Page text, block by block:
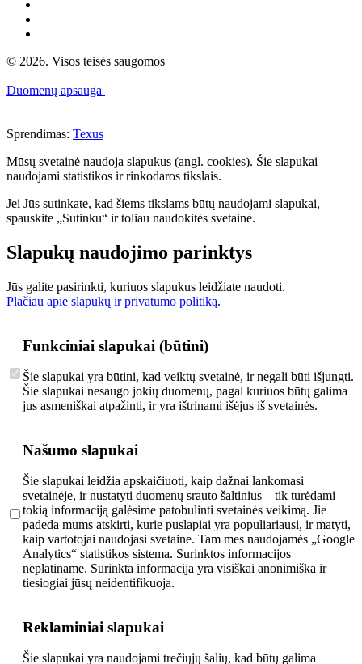
© 2026. Visos teisės saugomos
Duomenų apsauga
Sprendimas: Texus
Mūsų svetainė naudoja slapukus (angl. cookies). Šie slapukai
naudojami statistikos ir rinkodaros tikslais.
Jei Jūs sutinkate, kad šiems tikslams būtų naudojami slapukai,
spauskite „Sutinku“ ir toliau naudokitės svetaine.
Slapukų naudojimo parinktys
Jūs galite pasirinkti, kuriuos slapukus leidžiate naudoti.
Plačiau apie slapukų ir privatumo politiką.
Funkciniai slapukai (būtini)
Šie slapukai yra būtini, kad veiktų svetainė, ir negali būti išjungti.
Šie slapukai nesaugo jokių duomenų, pagal kuriuos būtų galima
jus asmeniškai atpažinti, ir yra ištrinami išėjus iš svetainės.
Našumo slapukai
Šie slapukai leidžia apskaičiuoti, kaip dažnai lankomasi
svetainėje, ir nustatyti duomenų srauto šaltinius – tik turėdami
tokią informaciją galėsime patobulinti svetainės veikimą. Jie
padeda mums atskirti, kurie puslapiai yra populiariausi, ir matyti,
kaip vartotojai naudojasi svetaine. Tam mes naudojamės „Google
Analytics“ statistikos sistema. Surinktos informacijos
neplatiname. Surinkta informacija yra visiškai anonimiška ir
tiesiogiai jūsų neidentifikuoja.
Reklaminiai slapukai
Šie slapukai yra naudojami trečiųjų šalių, kad būtų galima